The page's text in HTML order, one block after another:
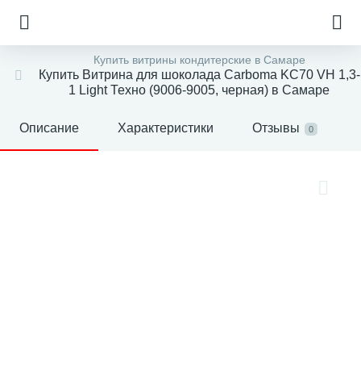
Купить витрины кондитерские в Самаре
Купить Витрина для шоколада Carboma KC70 VH 1,3-
1 Light Техно (9006-9005, черная) в Самаре
Описание Характеристики Отзывы 0